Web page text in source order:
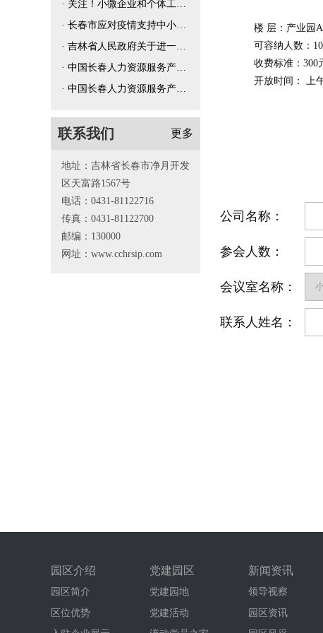
· 关注！小微企业和个体工商户所得税优
· 长春市应对疫情支持中小企业共渡难
· 吉林省人民政府关于进一步支持打好
· 中国长春人力资源服务产业园入园流
· 中国长春人力资源服务产业园退出机
联系我们 更多
地址：吉林省长春市净月开发
区天富路1567号
电话：0431-81122716
传真：0431-81122700
邮编：130000
网址：www.cchrsip.com
楼 层：产业园
可容纳人数：
收费标准：300
开放时间： 上
公司名称：
参会人数：
会议室名称：
联系人姓名：
园区介绍
园区简介
区位优势
党建园区
党建园地
党建活动
新闻资讯
领导视察
园区资讯